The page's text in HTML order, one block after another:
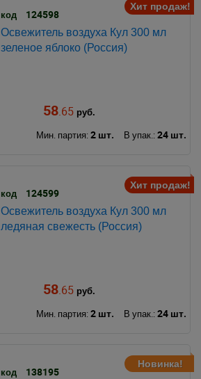
Хит продаж!
код 124598
Освежитель воздуха Кул 300 мл
зеленое яблоко (Россия)
58.65руб.
Мин. партия: 2 шт. В упак.: 24 шт.
Хит продаж!
код 124599
Освежитель воздуха Кул 300 мл
ледяная свежесть (Россия)
58.65руб.
Мин. партия: 2 шт. В упак.: 24 шт.
Новинка!
код 138195